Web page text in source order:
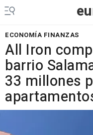
ECONOMÍA FINANZAS
All Iron
barrio
33 millones